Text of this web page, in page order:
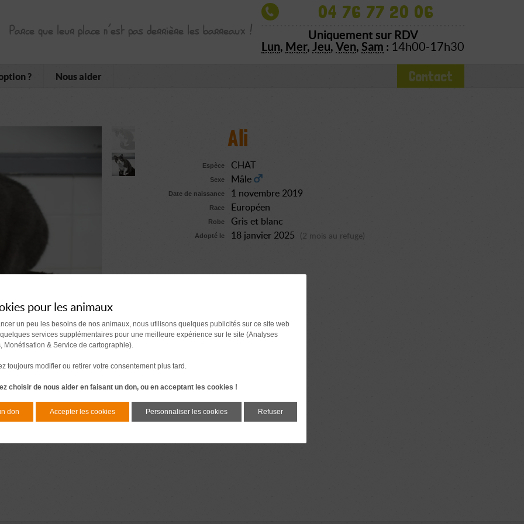
Parce que leur place n’est pas derrière les barreaux !
04 76 77 20 06
Uniquement sur RDV
Lun, Mer, Jeu, Ven, Sam : 14h00-17h30
? Nous aider Contact
Ali
Espèce CHAT
Sexe Mâle
Date de naissance 1 novembre 2019
Race Européen
Robe Gris et blanc
Adopté le 18 janvier 2025 (2 mois au refuge)
pour les animaux
un peu les besoins de nos animaux, nous utilisons quelques publicités sur ce site web
services supplémentaires pour une meilleure expérience sur le site (Analyses
Monétisation & Service de cartographie).
toujours modifier ou retirer votre consentement plus tard.
choisir de nous aider en faisant un don, ou en acceptant les cookies !
don Accepter les cookies Personnaliser les cookies Refuser